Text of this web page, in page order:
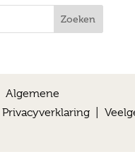
Algemene
Privacyverklaring|